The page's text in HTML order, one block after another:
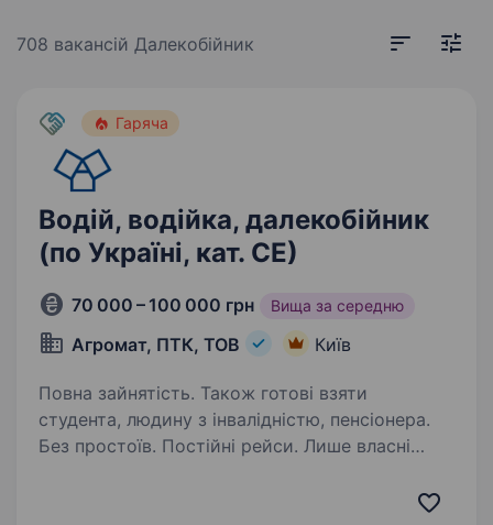
708 вакансій Далекобійник
Гаряча
Водій, водійка, далекобійник
(по Україні, кат. СЕ)
70 000 – 100 000 грн Вища за середню
Агромат, ПТК, ТОВ Київ
Повна зайнятість. Також готові взяти
студента, людину з інвалідністю, пенсіонера.
Без простоїв. Постійні рейси. Лише власні